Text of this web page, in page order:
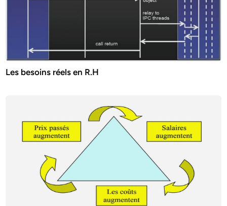
Les besoins réels en R.H